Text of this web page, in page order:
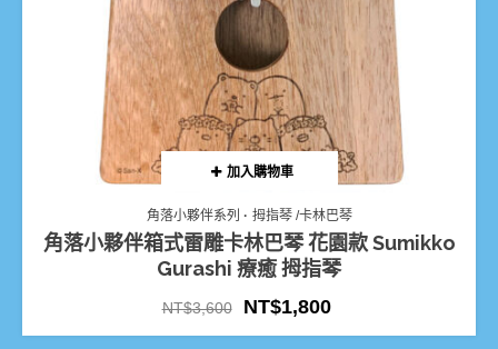
加入購物車
角落小夥伴系列 拇指琴 /卡林巴琴
角落小夥伴箱式雷雕卡林巴琴 花園款 Sumikko
Gurashi 療癒 拇指琴
NT$3,600 NT$1,800